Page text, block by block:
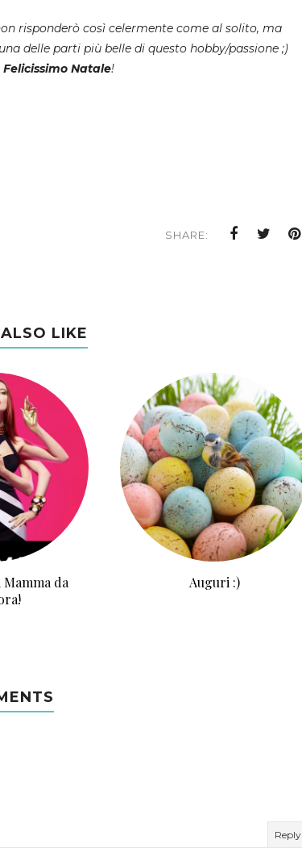
risponderò così celermente come al solito, ma
delle parti più belle di questo hobby/passione ;)
Felicissimo Natale!
SHARE:
LIKE
da
Auguri :)
Reply